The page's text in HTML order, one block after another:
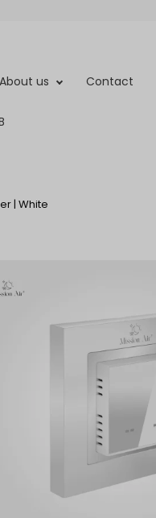
About us Contact
| White